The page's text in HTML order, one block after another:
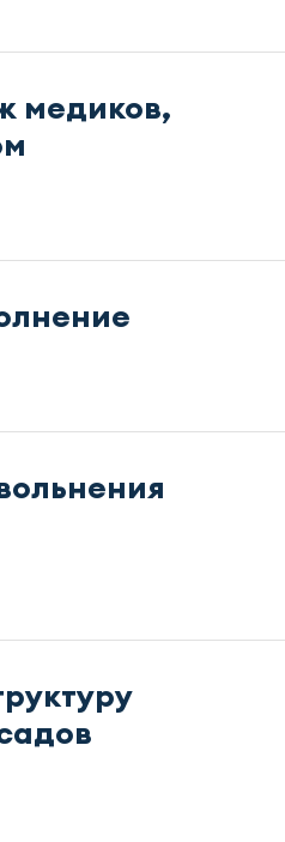
медиков,